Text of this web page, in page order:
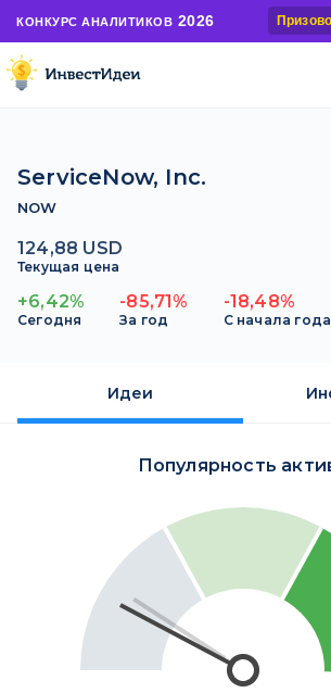
КОНКУРС АНАЛИТИКОВ 2026
ServiceNow, Inc.
NOW
124,88 USD
Текущая цена
+6,42%
Сегодня
-85,71%
За год
-18,48%
С начала года
Идеи
Популярность